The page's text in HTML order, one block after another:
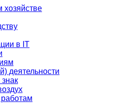
хозяйстве
в IT
деятельности